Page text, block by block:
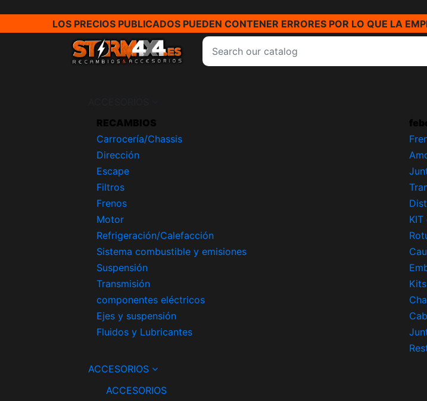
LOS PRECIOS PUBLICADOS PUEDEN CONTENER ERRORES POR LO QUE LA
RECAMBIOS
Carrocería/Chassis
Dirección
Escape
Filtros
Frenos
Motor
Refrigeración/Calefacción
Sistema combustible y emisiones
Suspensión
Transmisión
componentes eléctricos
Ejes y suspensión
Fluidos y Lubricantes
ACCESORIOS
ACCESORIOS